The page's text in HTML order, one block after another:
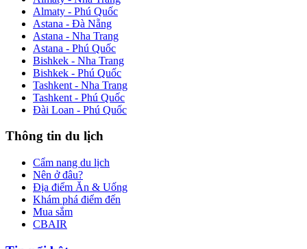
Almaty - Phú Quốc
Astana - Đà Nẵng
Astana - Nha Trang
Astana - Phú Quốc
Bishkek - Nha Trang
Bishkek - Phú Quốc
Tashkent - Nha Trang
Tashkent - Phú Quốc
Đài Loan - Phú Quốc
Thông tin du lịch
Cẩm nang du lịch
Nên ở đâu?
Địa điểm Ăn & Uống
Khám phá điểm đến
Mua sắm
CBAIR